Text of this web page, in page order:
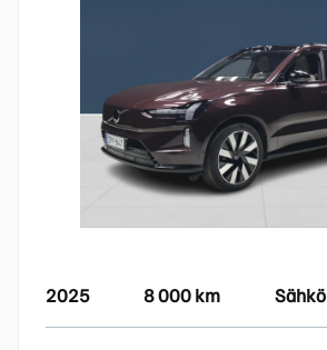
2025 8 000 km Sähkö